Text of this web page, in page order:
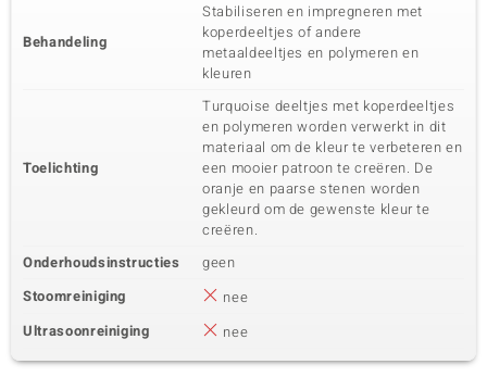
Behandeling
Stabiliseren en impregneren met
koperdeeltjes of andere
metaaldeeltjes en polymeren en
kleuren
Toelichting
Turquoise deeltjes met koperdeeltjes
en polymeren worden verwerkt in dit
materiaal om de kleur te verbeteren en
een mooier patroon te creëren. De
oranje en paarse stenen worden
gekleurd om de gewenste kleur te
creëren.
Onderhoudsinstructies
geen
Stoomreiniging
nee
Ultrasoonreiniging
nee